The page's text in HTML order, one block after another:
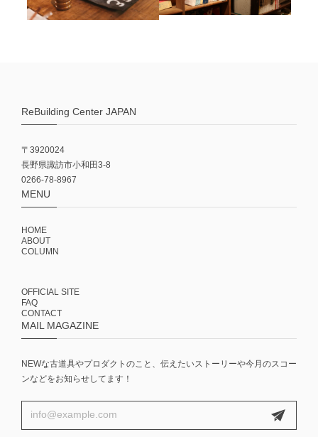
ReBuilding Center JAPAN
〒3920024
長野県諏訪市小和田3-8
0266-78-8967
MENU
HOME
ABOUT
COLUMN
OFFICIAL SITE
FAQ
CONTACT
MAIL MAGAZINE
NEWな古道具やプロダクトのこと、伝えたいストーリーや今月のスコー
ンなどをお知らせしてます！